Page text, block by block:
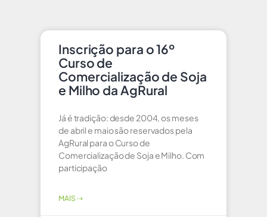
Inscrição para o 16º
Curso de
Comercialização de Soja
e Milho da AgRural
Já é tradição: desde 2004, os meses
de abril e maio são reservados pela
AgRural para o Curso de
Comercialização de Soja e Milho. Com
participação
MAIS ⇢